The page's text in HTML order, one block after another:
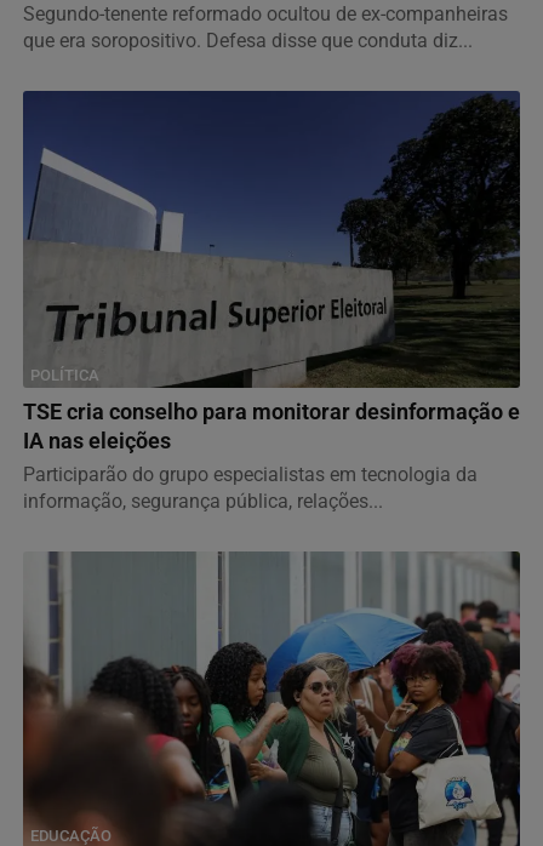
Segundo-tenente reformado ocultou de ex-companheiras
que era soropositivo. Defesa disse que conduta diz...
POLÍTICA
TSE cria conselho para monitorar desinformação e
IA nas eleições
Participarão do grupo especialistas em tecnologia da
informação, segurança pública, relações...
EDUCAÇÃO